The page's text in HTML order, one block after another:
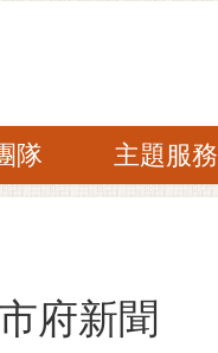
隊 主題服務
府新聞